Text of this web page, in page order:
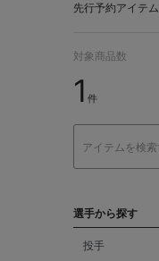
先行予約アイテム
対象商品数
1 件
選手から探す
投手